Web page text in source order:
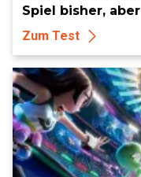
Spiel bisher,
Zum Test